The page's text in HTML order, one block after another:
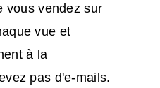
vous vendez sur
vue et
à la
pas d'e-mails.